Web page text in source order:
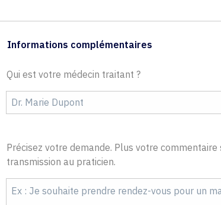
Informations complémentaires
Qui est votre médecin traitant ?
Précisez votre demande. Plus votre
transmission au praticien.